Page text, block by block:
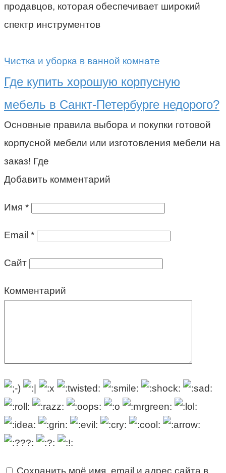
продавцов, которая обеспечивает широкий
спектр инструментов
Чистка и уборка в ванной комнате
Где купить хорошую корпусную
мебель в Санкт-Петербурге недорого?
Основные правила выбора и покупки готовой
корпусной мебели или изготовления мебели на
заказ! Где
Добавить комментарий
Имя *
Email *
Сайт
Комментарий
Сохранить моё имя, email и адрес сайта в